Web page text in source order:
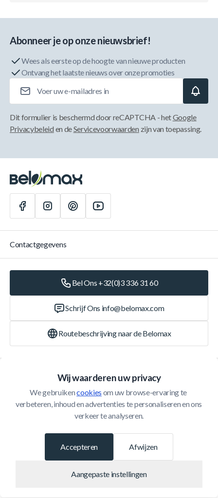
Wij waarderen uw privacy
We gebruiken cookies om uw browse-ervaring te
verbeteren, inhoud en advertenties te personaliseren en ons
verkeer te analyseren.
Afwijzen
Aangepaste instellingen
Accepteren
Abonneer je op onze nieuwsbrief!
Wees als eerste op de hoogte van nieuwe producten
Ontvang het laatste nieuws over onze promoties
Dit formulier is beschermd door reCAPTCHA - hetGoogle
Privacybeleid en deServicevoorwaarden zijn van toepassing.
Klantenservice
Contactgegevens
Bel Ons +32(0)3 336 31 60
Schrijf Ons info@belomax.com
Routebeschrijving naar de Belomax